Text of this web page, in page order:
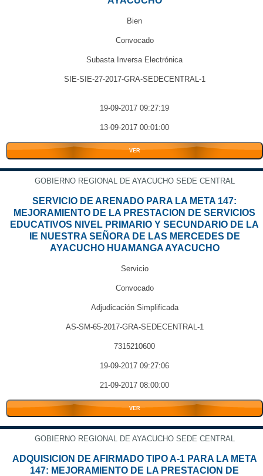
Bien
Convocado
Subasta Inversa Electrónica
SIE-SIE-27-2017-GRA-SEDECENTRAL-1
19-09-2017 09:27:19
13-09-2017 00:01:00
VER
GOBIERNO REGIONAL DE AYACUCHO SEDE CENTRAL
SERVICIO DE ARENADO PARA LA META 147:
MEJORAMIENTO DE LA PRESTACION DE SERVICIOS
EDUCATIVOS NIVEL PRIMARIO Y SECUNDARIO DE LA
IE NUESTRA SEÑORA DE LAS MERCEDES DE
AYACUCHO HUAMANGA AYACUCHO
Servicio
Convocado
Adjudicación Simplificada
AS-SM-65-2017-GRA-SEDECENTRAL-1
7315210600
19-09-2017 09:27:06
21-09-2017 08:00:00
VER
GOBIERNO REGIONAL DE AYACUCHO SEDE CENTRAL
ADQUISICION DE AFIRMADO TIPO A-1 PARA LA META
147: MEJORAMIENTO DE LA PRESTACION DE